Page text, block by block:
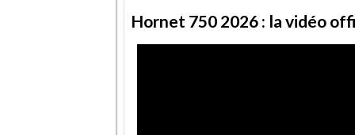
Hornet 750 2026 : la vidéo